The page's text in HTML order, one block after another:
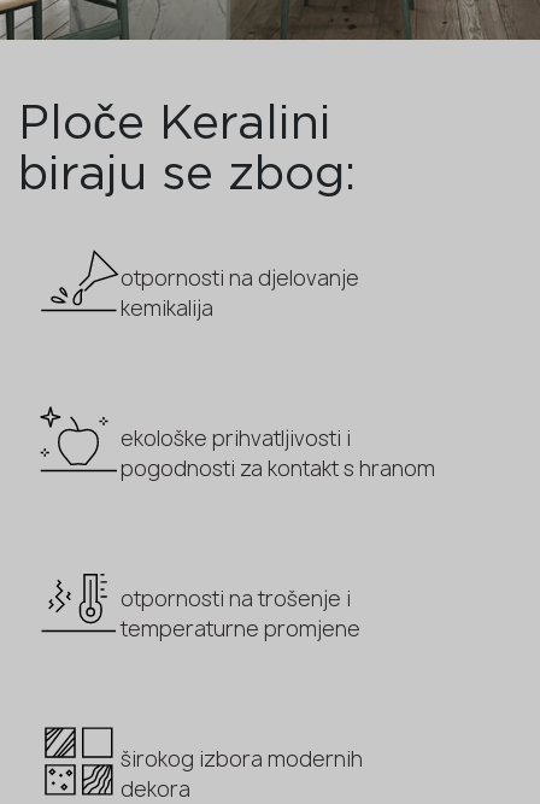
Ploče Keralini
biraju se zbog:
otpornosti na djelovanje
kemikalija
ekološke prihvatljivosti i
pogodnosti za kontakt s hranom
otpornosti na trošenje i
temperaturne promjene
širokog izbora modernih
dekora